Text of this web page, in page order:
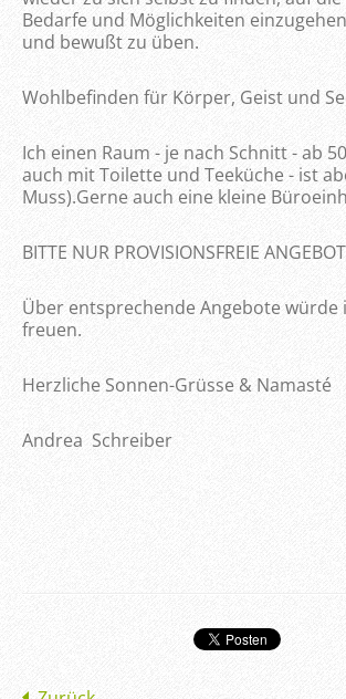
Bedarfe und Möglichkeiten
und bewußt zu üben.
Wohlbefinden für Körper, Geist und
Ich einen Raum - je nach Schnitt - ab
auch mit Toilette und Teeküche - ist
Muss).Gerne auch eine kleine
BITTE NUR PROVISIONSFREIE
Über entsprechende Angebote würde
freuen.
Herzliche Sonnen-Grüsse & Namasté
Andrea Schreiber